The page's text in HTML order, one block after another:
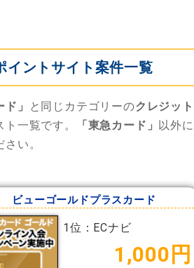
イントサイト案件一覧
ド」 と同じカテゴリーのクレジット
一覧です。 「東急カード」 以外に
い。
ビューゴールドプラスカード
1位：ECナビ
1,000円